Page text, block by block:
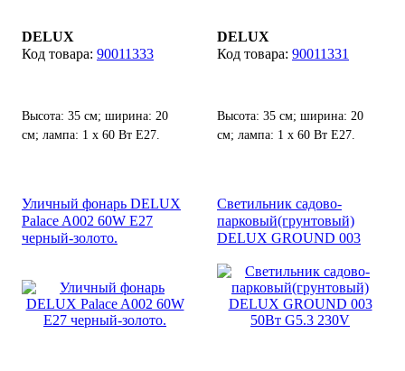
DELUX
90011333
Высота: 35 см; ширина: 20
см; лампа: 1 х 60 Вт Е27.
DELUX
90011331
Высота: 35 см; ширина: 20
см; лампа: 1 х 60 Вт Е27.
Уличный фонарь DELUX
Palace A002 60W E27
черный-золото.
Светильник садово-
парковый(грунтовый)
DELUX GROUND 003